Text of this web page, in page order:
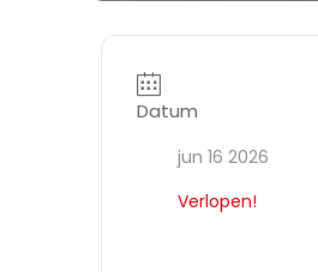
Datum
jun 16 2026
Verlopen!